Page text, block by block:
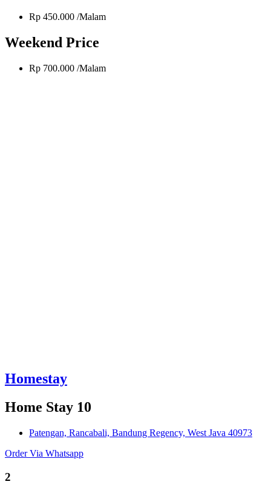
Rp 450.000 /Malam
Weekend Price
Rp 700.000 /Malam
Homestay
Home Stay 10
Patengan, Rancabali, Bandung Regency, West Java 40973
Order Via Whatsapp
2